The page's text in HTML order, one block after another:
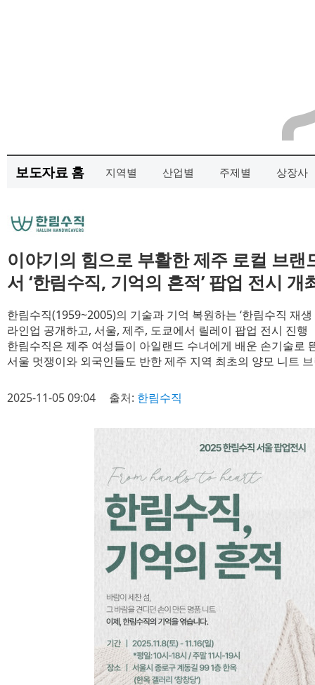
보도자료 홈 지역별 산업별 주제별 상장사
이야기의 힘으로 부활한 제주 로컬 브랜
서 ‘한림수직, 기억의 흔적’ 팝업 전시 개
한림수직(1959~2005)의 기술과 기억 복원하는 ‘한림수직 재
라인업 공개하고, 서울, 제주, 도쿄에서 릴레이 팝업 전시 진행
한림수직은 제주 여성들이 아일랜드 수녀에게 배운 손기술로
서울 멋쟁이와 외국인들도 반한 제주 지역 최초의 양모 니트
2025-11-05 09:04 출처: 한림수직